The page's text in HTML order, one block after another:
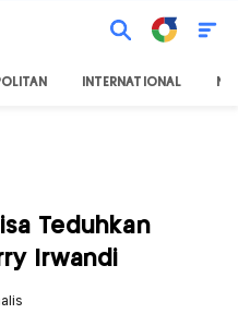
INTERNATIONAL
Teduhkan
Irwandi